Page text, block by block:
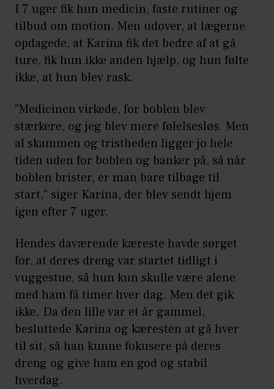
I 7 uger fik hun medicin, faste rutiner og
tilbud om motion. Men udover, at lægerne
opdagede, at Karina fik det bedre af at gå
ture, fik hun ikke anden hjælp, og hun følte
ikke, at hun blev rask.
"Medicinen virkede, for boblen blev
stærkere, og jeg blev mere følelsesløs. Men
al skammen og tristheden ligger jo hele
tiden uden for boblen og banker på, så når
boblen brister, er man bare tilbage til
start," siger Karina, der blev sendt hjem
igen efter 7 uger.
Hendes daværende kæreste havde sørget
for, at deres dreng var startet tidligt i
vuggestue, så hun kun skulle være alene
med ham få timer hver dag. Men det gik
ikke. Da den lille var et år gammel,
besluttede Karina og kæresten at gå hver
til sit, så han kunne fokusere på deres
dreng og give ham en god og stabil
hverdag.